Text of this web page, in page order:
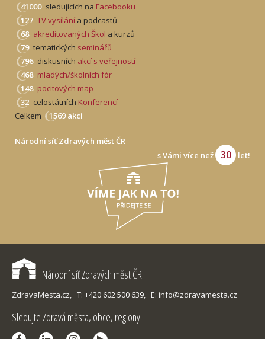
41000 sledujících na Facebooku
127 TV vysílání a podcastů
68 akreditovaných Škol a kurzů
79 tematických seminářů
796 diskusních akcí s veřejností
468 mladých/školních fór
148 pocitových map
32 celostátních Konferencí
Celkem
1569 akcí
Národní síť Zdravých měst ČR
s Vámi více než
30 let!
Národní síť Zdravých měst ČR
ZdravaMesta.cz, T: +420 602 500 639, E: info@zdravamesta.cz
Sledujte Zdravá města, obce, regiony